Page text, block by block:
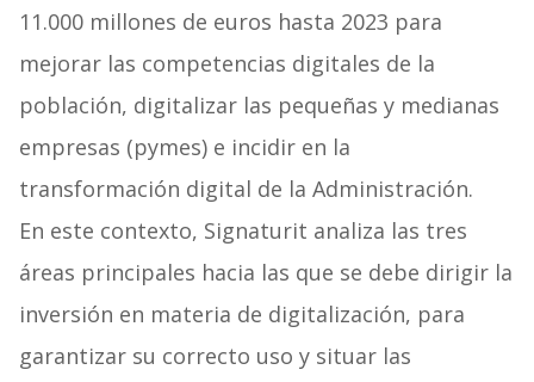
11.000 millones de euros hasta 2023 para
mejorar las competencias digitales de la
población, digitalizar las pequeñas y medianas
empresas (pymes) e incidir en la
transformación digital de la Administración.
En este contexto, Signaturit analiza las tres
áreas principales hacia las que se debe dirigir la
inversión en materia de digitalización, para
garantizar su correcto uso y situar las